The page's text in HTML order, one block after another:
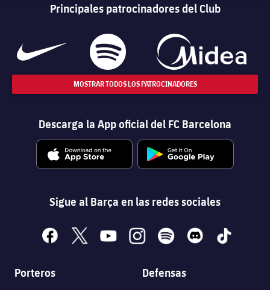
Principales patrocinadores del Club
MOSTRAR TODOS LOS PATROCINADORES
Descarga la App oficial del FC Barcelona
Sigue al Barça en las redes sociales
facebook
x youtubeinstagramspotify discord tiktok
Porteros Defensas